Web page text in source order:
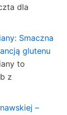
dla
Smaczna
glutenu
to
z
–